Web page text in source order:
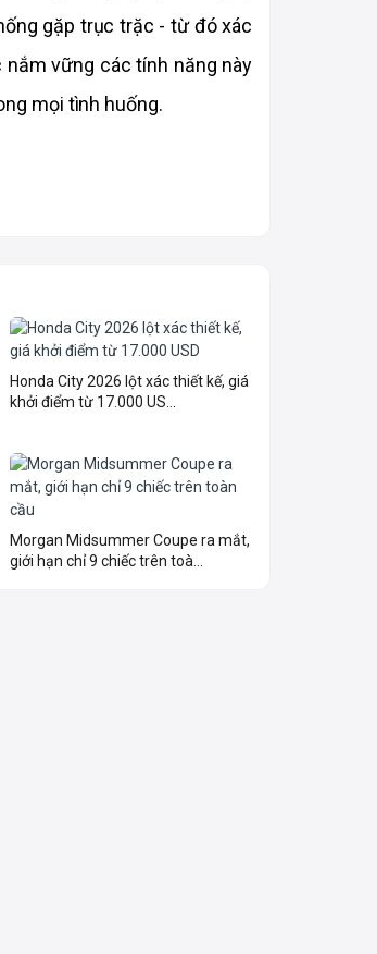
gặp trục trặc - từ đó xác
vững các tính năng này
mọi tình huống.
Honda City 2026 lột xác thiết kế, giá
khởi điểm từ 17.000 US...
Morgan Midsummer Coupe ra mắt,
giới hạn chỉ 9 chiếc trên toà...